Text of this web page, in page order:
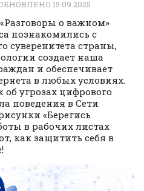
ОБНОВЛЕНО 15.09.2025
о важном»
познакомились с
суверенитета страны,
создает наша
и обеспечивает
в любых условиях.
угрозах цифрового
поведения в Сети
«Берегись
в рабочих листах
как защитить себя в